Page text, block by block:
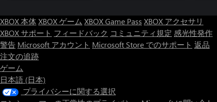
XBOX 本体XBOX ゲーム XBOX Game Pass XBOX アクセサリ
XBOX サポート フィードバック コミュニティ規定 感光性発作
警告 Microsoft アカウント Microsoft Store でのサポート 返品
注文の追跡
ゲーム
日本語 (日本)
プライバシーに関する選択